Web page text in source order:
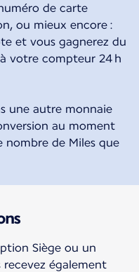
de carte
ou mieux encore :
et vous gagnerez du
votre compteur 24 h
une autre monnaie
au moment
de Miles que
Siège ou un
recevez également